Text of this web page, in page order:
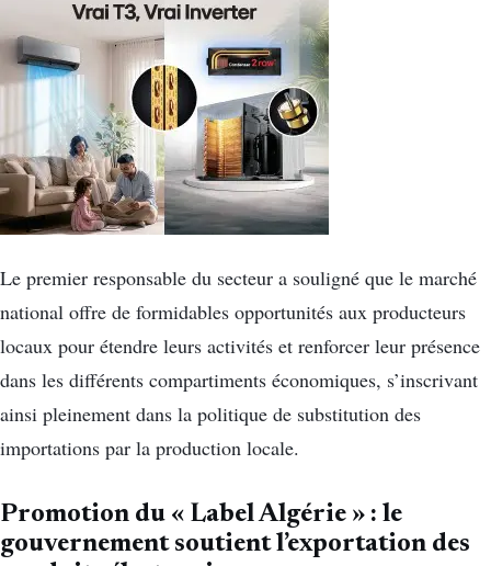
Le premier responsable du secteur a souligné que le marché
national offre de formidables opportunités aux producteurs
locaux pour étendre leurs activités et renforcer leur présence
dans les différents compartiments économiques, s’inscrivant
ainsi pleinement dans la politique de substitution des
importations par la production locale.
Promotion du « Label Algérie » : le
gouvernement soutient l’exportation des